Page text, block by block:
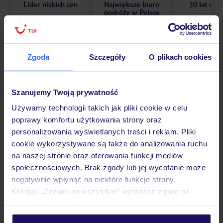
Zgoda Szczegóły O plikach cookies
Szanujemy Twoją prywatność
Używamy technologii takich jak pliki cookie w celu
poprawy komfortu użytkowania strony oraz
personalizowania wyświetlanych treści i reklam. Pliki
cookie wykorzystywane są także do analizowania ruchu
na naszej stronie oraz oferowania funkcji mediów
społecznościowych. Brak zgody lub jej wycofanie może
negatywnie wpłynąć na niektóre funkcje strony.
Klikając „Zezwól na wszystkie” wyrażasz zgodę na
personalizować swój wybór wchodząc w zakładkę
Lider niskich cen
Największe biuro
podróży w Polsce
30 lat w
Opinie
Pokoje
Wyżywienie